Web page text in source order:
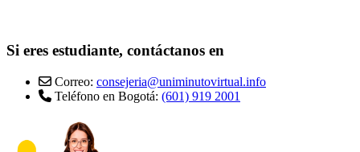
Si eres estudiante, contáctanos en
Correo: consejeria@uniminutovirtual.info
Teléfono en Bogotá: (601) 919 2001